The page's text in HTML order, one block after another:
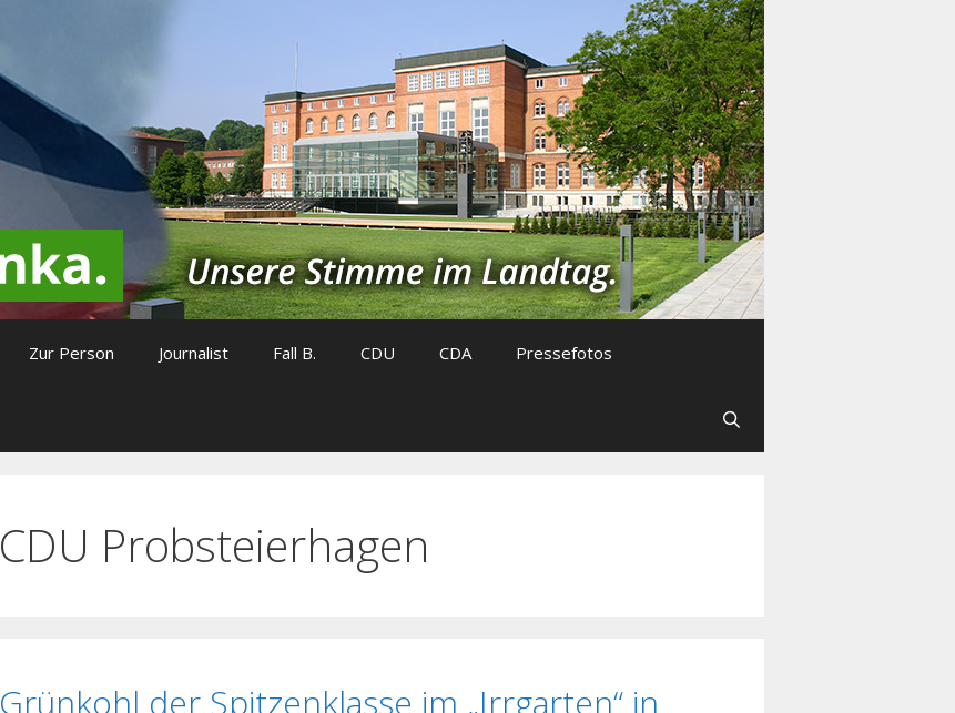
Zur Person Journalist Fall B. CDU CDA Pressefotos
CDU Probsteierhagen
Grünkohl der Spitzenklasse im „Irrgarten“ in